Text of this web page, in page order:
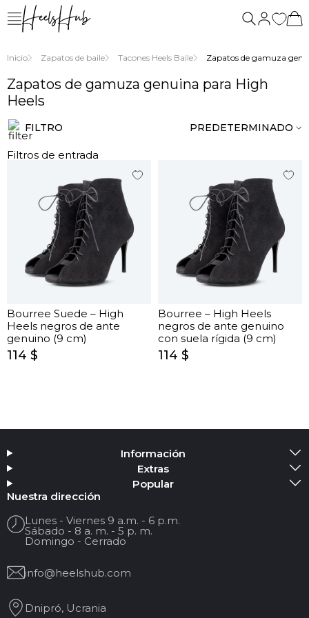
nosotros
Inicio Zapatos de baile Tacones Heels Baile Zapatos de gamuza
Zapatos de gamuza genuina para High
Heels
FILTRO PREDETERMINADO
Filtros de entrada
Bourree Suede – High
Heels negros de ante
genuino (9 cm)
114 $
Bourree – High Heels
negros de ante genuino
con suela rígida (9 cm)
114 $
Información
Extras
Popular
Nuestra dirección
Lunes - Viernes 9 a.m. - 6 p.m.
Sábado - 8 a. m. - 5 p. m.
Domingo - Cerrado
info@heelshub.com
Dnipró, Ucrania